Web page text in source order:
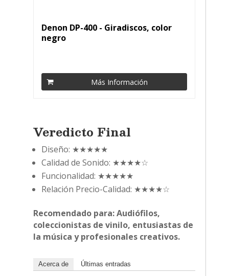
Denon DP-400 - Giradiscos, color
negro
Más Información
Veredicto Final
Diseño: ★★★★★
Calidad de Sonido: ★★★★☆
Funcionalidad: ★★★★★
Relación Precio-Calidad: ★★★★☆
Recomendado para: Audiófilos,
coleccionistas de vinilo, entusiastas de
la música y profesionales creativos.
Acerca de Últimas entradas